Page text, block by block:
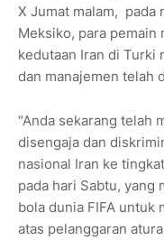
X Jumat malam, pada
Meksiko, para pemain
kedutaan Iran di Turki
dan manajemen telah
“Anda sekarang telah
disengaja dan
nasional Iran ke
pada hari Sabtu, yang
bola dunia FIFA untuk
atas pelanggaran